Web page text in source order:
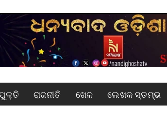
ରାଜନୀତି ଖେଳ ଲେଖକ ସ୍ତମ୍ଭ